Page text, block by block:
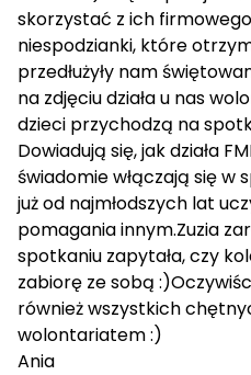
skorzystać z ich
niespodzianki, które
przedłużyły nam
na zdjęciu działa u nas
dzieci przychodzą na
Dowiadują się, jak działa
świadomie włączają się w
już od najmłodszych lat
pomagania innym.Zuzia
spotkaniu zapytała, czy
zabiorę ze sobą
również wszystkich
wolontariatem :)
Ania